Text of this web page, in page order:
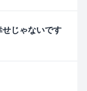
じゃないです